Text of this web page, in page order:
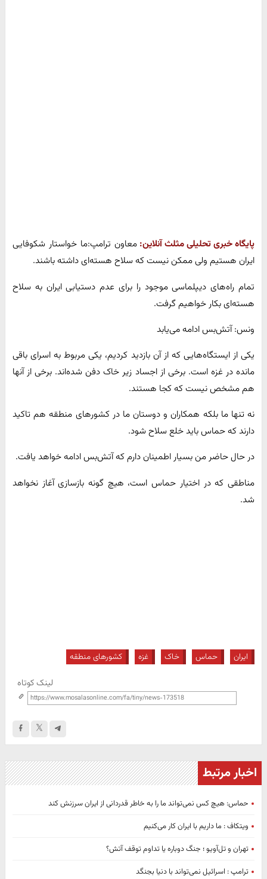
پایگاه خبری تحلیلی مثلث آنلاین: معاون ترامپ:ما خواستار شکوفایی
ایران هستیم ولی ممکن نیست که سلاح هسته‌ای داشته باشند.
تمام راه‌های دیپلماسی موجود را برای عدم دستیابی ایران به سلاح
هسته‌ای بکار خواهیم گرفت.
ونس: آتش‌بس ادامه می‌یابد
یکی از ایستگاه‌هایی که از آن بازدید کردیم، یکی مربوط به اسرای باقی
مانده در غزه است. برخی از اجساد زیر خاک دفن شده‌اند. برخی از آنها
هم مشخص نیست که کجا هستند.
نه تنها ما بلکه همکاران و دوستان ما در کشورهای منطقه هم تاکید
دارند که حماس باید خلع سلاح شود.
در حال حاضر من بسیار اطمینان دارم که آتش‌بس ادامه خواهد یافت.
مناطقی که در اختیار حماس است، هیچ گونه بازسازی آغاز نخواهد
شد.
ایران حماس خاک غزه کشورهای منطقه
لینک کوتاه
اخبار مرتبط
حماس: هیچ کس نمی‌تواند ما را به خاطر قدردانی از ایران سرزنش کند
ویتکاف : ما داریم با ایران کار می‌کنیم
تهران و تل‌آویو ؛ جنگ دوباره یا تداوم توقف آتش؟
ترامپ : اسرائیل نمی‌تواند با دنیا بجنگد